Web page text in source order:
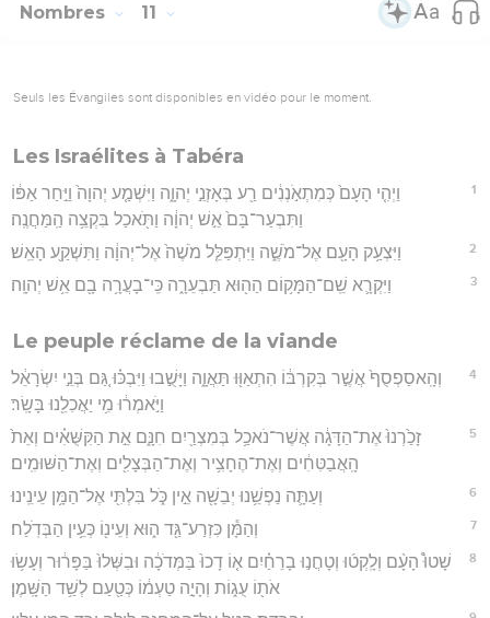
Nombres 11
Seuls les Évangiles sont disponibles en vidéo pour le moment.
Les Israélites à Tabéra
1
וַיְהִ֤י הָעָם֙ כְּמִתְאֹ֣נְנִ֔ים רַ֖ע בְּאָזְנֵ֣י יְהוָ֑ה וַיִּשְׁמַ֤ע יְהוָה֙ וַיִּ֣חַר אַפּ֔וֹ
וַתִּבְעַר־בָּם֙ אֵ֣שׁ יְהוָ֔ה וַתֹּ֖אכַל בִּקְצֵ֥ה הַֽמַּחֲנֶֽה׃
2 וַיִּצְעַ֥ק הָעָ֖ם אֶל־מֹשֶׁ֑ה וַיִּתְפַּלֵּ֤ל מֹשֶׁה֙ אֶל־יְהוָ֔ה וַתִּשְׁקַ֖ע הָאֵֽשׁ׃
3 וַיִּקְרָ֛א שֵֽׁם־הַמָּק֥וֹם הַה֖וּא תַּבְעֵרָ֑ה כִּֽי־בָעֲרָ֥ה בָ֖ם אֵ֥שׁ יְהוָֽה׃
Le peuple réclame de la viande
4
וְהָֽאסַפְסֻף֙ אֲשֶׁ֣ר בְּקִרְבּ֔וֹ הִתְאַוּ֖וּ תַּאֲוָ֑ה וַיָּשֻׁ֣בוּ וַיִּבְכּ֗וּ גַּ֚ם בְּנֵ֣י יִשְׂרָאֵ֔ל
וַיֹּ֣אמְר֔וּ מִ֥י יַאֲכִלֵ֖נוּ בָּשָֽׂר׃
5
זָכַ֙רְנוּ֙ אֶת־הַדָּגָ֔ה אֲשֶׁר־נֹאכַ֥ל בְּמִצְרַ֖יִם חִנָּ֑ם אֵ֣ת הַקִּשֻּׁאִ֗ים וְאֵת֙
הָֽאֲבַטִּחִ֔ים וְאֶת־הֶחָצִ֥יר וְאֶת־הַבְּצָלִ֖ים וְאֶת־הַשּׁוּמִֽים׃
6 וְעַתָּ֛ה נַפְשֵׁ֥נוּ יְבֵשָׁ֖ה אֵ֣ין כֹּ֑ל בִּלְתִּ֖י אֶל־הַמָּ֥ן עֵינֵֽינוּ׃
7 וְהַמָּ֕ן כִּזְרַע־גַּ֖ד ה֑וּא וְעֵינ֖וֹ כְּעֵ֥ין הַבְּדֹֽלַח׃
8
שָׁטוּ֩ הָעָ֨ם וְלָֽקְט֜וּ וְטָחֲנ֣וּ בָרֵחַ֗יִם א֤וֹ דָכוּ֙ בַּמְּדֹכָ֔ה וּבִשְּׁלוּ֙ בַּפָּר֔וּר וְעָשׂ֥וּ
אֹת֖וֹ עֻג֑וֹת וְהָיָ֣ה טַעְמ֔וֹ כְּטַ֖עַם לְשַׁ֥ד הַשָּֽׁמֶן׃